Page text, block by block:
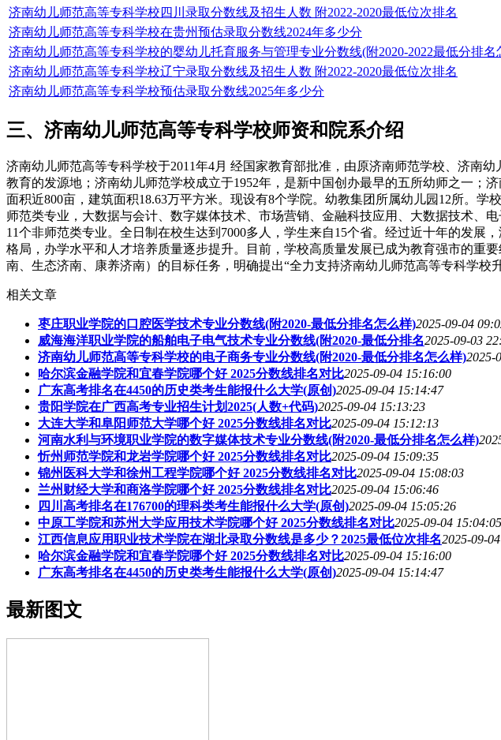
济南幼儿师范高等专科学校四川录取分数线及招生人数 附2022-2020最低位次排名
济南幼儿师范高等专科学校在贵州预估录取分数线2024年多少分
济南幼儿师范高等专科学校的婴幼儿托育服务与管理专业分数线(附2020-2022最低分排名
济南幼儿师范高等专科学校辽宁录取分数线及招生人数 附2022-2020最低位次排名
济南幼儿师范高等专科学校预估录取分数线2025年多少分
三、济南幼儿师范高等专科学校师资和院系介绍
济南幼儿师范高等专科学校于2011年4月 经国家教育部批准，由原济南师范学校、济南
教育的发源地；济南幼儿师范学校成立于1952年，是新中国创办最早的五所幼师之一；
面积近800亩，建筑面积18.63万平方米。现设有8个学院。幼教集团所属幼儿园12所。
师范类专业，大数据与会计、数字媒体技术、市场营销、金融科技应用、大数据技术、
11个非师范类专业。全日制在校生达到7000多人，学生来自15个省。经过近十年的发
格局，办学水平和人才培养质量逐步提升。目前，学校高质量发展已成为教育强市的重
南、生态济南、康养济南）的目标任务，明确提出“全力支持济南幼儿师范高等专科学校
相关文章
枣庄职业学院的口腔医学技术专业分数线(附2020-最低分排名怎么样)2025-09-04
威海海洋职业学院的船舶电子电气技术专业分数线(附2020-最低分排名2025-09-03
济南幼儿师范高等专科学校的电子商务专业分数线(附2020-最低分排名怎么样)2025-
哈尔滨金融学院和宜春学院哪个好 2025分数线排名对比2025-09-04 15:16:00
广东高考排名在4450的历史类考生能报什么大学(原创)2025-09-04 15:14:47
贵阳学院在广西高考专业招生计划2025(人数+代码)2025-09-04 15:13:23
大连大学和阜阳师范大学哪个好 2025分数线排名对比2025-09-04 15:12:13
河南水利与环境职业学院的数字媒体技术专业分数线(附2020-最低分排名怎么样)
忻州师范学院和龙岩学院哪个好 2025分数线排名对比2025-09-04 15:09:35
锦州医科大学和徐州工程学院哪个好 2025分数线排名对比2025-09-04 15:08:03
兰州财经大学和商洛学院哪个好 2025分数线排名对比2025-09-04 15:06:46
四川高考排名在176700的理科类考生能报什么大学(原创)2025-09-04 15:05:26
中原工学院和苏州大学应用技术学院哪个好 2025分数线排名对比2025-09-04 15:04:05
江西信息应用职业技术学院在湖北录取分数线是多少？2025最低位次排名2025-09-
哈尔滨金融学院和宜春学院哪个好 2025分数线排名对比2025-09-04 15:16:00
广东高考排名在4450的历史类考生能报什么大学(原创)2025-09-04 15:14:47
最新图文